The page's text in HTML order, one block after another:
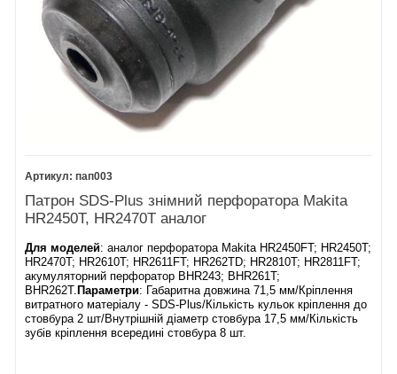
пап003
Патрон SDS-Plus знімний перфоратора Makita
HR2450T, HR2470T аналог
Для моделей: аналог перфоратора Makita HR2450FT; HR2450T;
HR2470T; HR2610T; HR2611FT; HR262TD; HR2810T; HR2811FT;
акумуляторний перфоратор BHR243; BHR261T;
BHR262T. Параметри: Габаритна довжина 71,5 мм/Кріплення
витратного матеріалу - SDS-Plus/Кількість кульок кріплення до
стовбура 2 шт/Внутрішній діаметр стовбура 17,5 мм/Кількість
зубів кріплення всередині стовбура 8 шт.